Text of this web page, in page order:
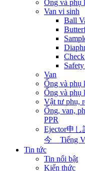
Ống và phụ
Van vi sinh
Ball
Van
Ống và phụ
Ống và phụ
Vật tư phụ,
Ống, van,
PPR
Ejector申し
今 Tiếng
Tin tức
Tin nổi bật
Kiến thức